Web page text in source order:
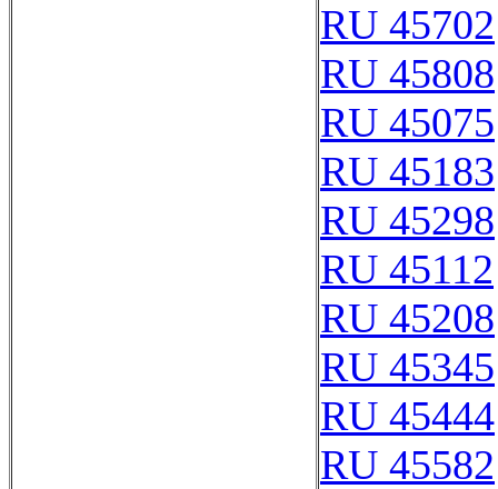
RU 45702
RU 45808
RU 45075
RU 45183
RU 45298
RU 45112
RU 45208
RU 45345
RU 45444
RU 45582